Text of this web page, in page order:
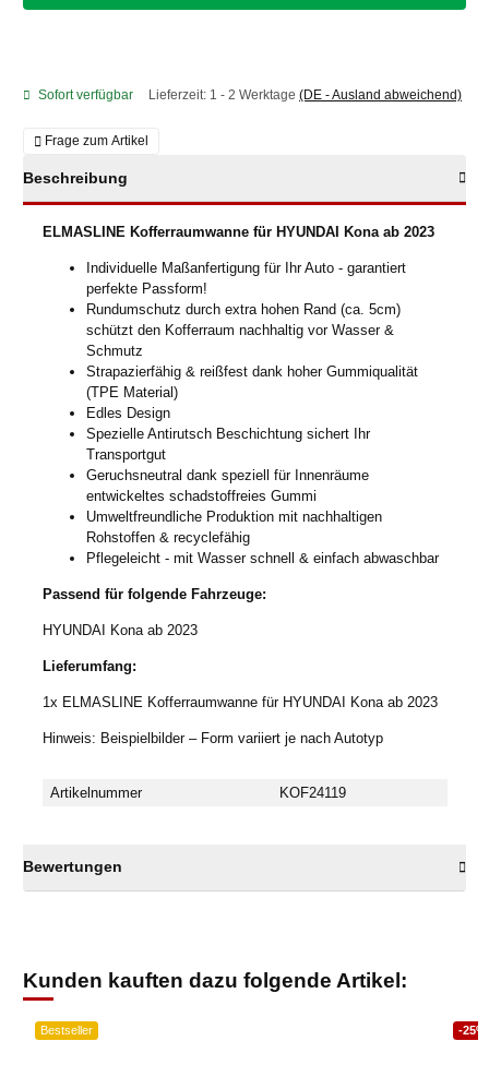
Sofort verfügbar Lieferzeit: 1 - 2 Werktage (DE - Ausland abweichend)
Frage zum Artikel
Beschreibung
ELMASLINE Kofferraumwanne für HYUNDAI Kona ab 2023
Individuelle Maßanfertigung für Ihr Auto - garantiert
perfekte Passform!
Rundumschutz durch extra hohen Rand (ca. 5cm)
schützt den Kofferraum nachhaltig vor Wasser &
Schmutz
Strapazierfähig & reißfest dank hoher Gummiqualität
(TPE Material)
Edles Design
Spezielle Antirutsch Beschichtung sichert Ihr
Transportgut
Geruchsneutral dank speziell für Innenräume
entwickeltes schadstoffreies Gummi
Umweltfreundliche Produktion mit nachhaltigen
Rohstoffen & recyclefähig
Pflegeleicht - mit Wasser schnell & einfach abwaschbar
Passend für folgende Fahrzeuge:
HYUNDAI Kona ab 2023
Lieferumfang:
1x ELMASLINE Kofferraumwanne für HYUNDAI Kona ab 2023
Hinweis: Beispielbilder – Form variiert je nach Autotyp
Artikelnummer KOF24119
Bewertungen
Kunden kauften dazu folgende Artikel:
Bestseller -25%